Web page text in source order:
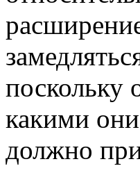
поскольку
какими
должно